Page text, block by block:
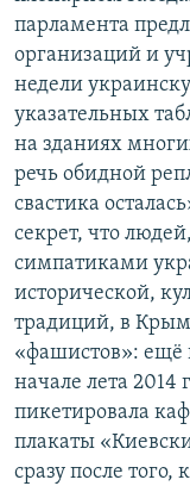
парламента
организаций и
недели
указательных
на зданиях
речь обидной
свастика
секрет, что
симпатиками
исторической,
традиций, в
«фашистов»: ещё
начале лета 2014
пикетировала
плакаты
сразу после